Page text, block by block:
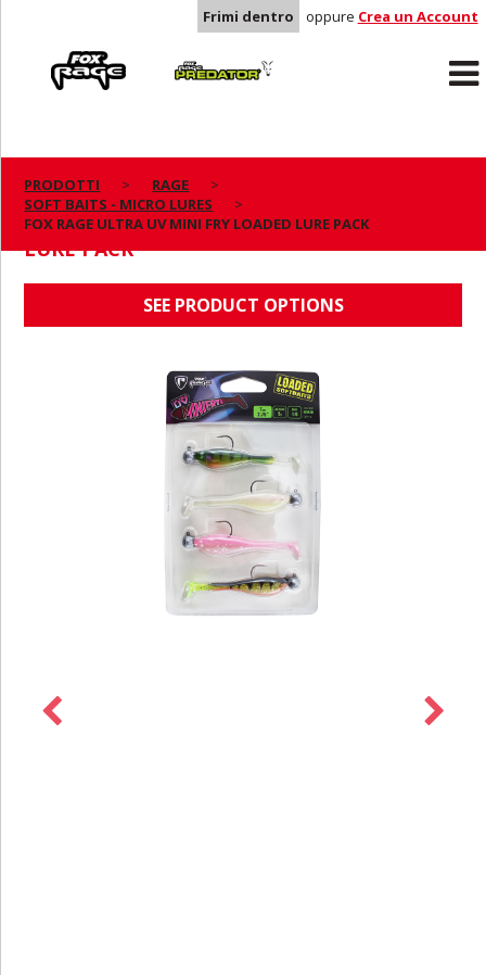
Frimi dentro oppure Crea un Account
Predator
PRODOTTI
RAGE
SOFT BAITS - MICRO LURES
FOX RAGE ULTRA UV MINI FRY LOADED LURE PACK
FOX RAGE ULTRA UV MINI FRY LOADED
LURE PACK
SEE PRODUCT OPTIONS